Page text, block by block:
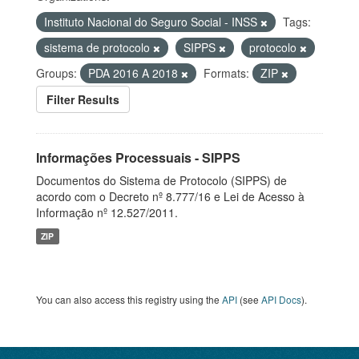
Instituto Nacional do Seguro Social - INSS
Tags:
sistema de protocolo
SIPPS
protocolo
Groups:
PDA 2016 A 2018 Formats:
ZIP
Filter Results
Informações Processuais - SIPPS
Documentos do Sistema de Protocolo (SIPPS) de
acordo com o Decreto nº 8.777/16 e Lei de Acesso à
Informação nº 12.527/2011.
ZIP
You can also access this registry using the API (see API Docs).